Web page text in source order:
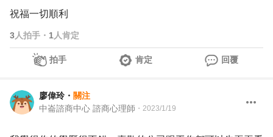
祝福一切順利
3人拍手 ・ 1 人肯定
拍手 肯定 回覆
廖偉玲 ・ 關注
中崙諮商中心 諮商心理師 ・ 2023/1/19